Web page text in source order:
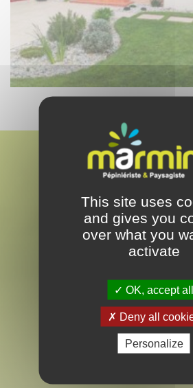
MARMIN
PAYSAGISTE &
LES
This site uses
and gives you
over what you
activate
OK, accept all
Deny all
Personalize